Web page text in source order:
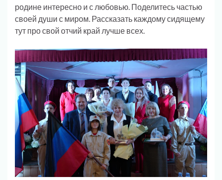
родине интересно и с любовью. Поделитесь частью
своей души с миром. Рассказать каждому сидящему
тут про свой отчий край лучше всех.